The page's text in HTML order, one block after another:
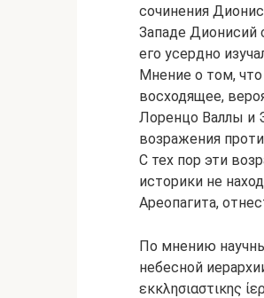
сочинения
Западе Дионисий
его усердно
Мнение о том,
восходящее,
Лоренцо Валлы и
возражения
С тех пор эти
историки не
Ареопагита,
По мнению
небесной
εκκλησιαστικης